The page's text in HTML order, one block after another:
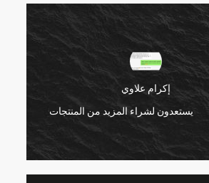
إكرام علاوي
يستعدون لشراء المزيد من المنتجات